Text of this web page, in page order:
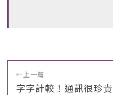
←上一篇
字字計較！通訊很珍